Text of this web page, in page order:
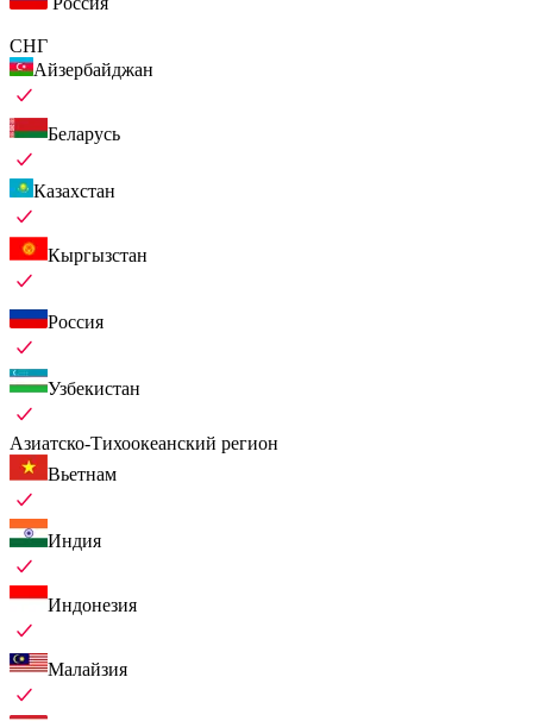
СНГ
Айзербайджан
Беларусь
Казахстан
Кыргызстан
Россия
Узбекистан
Азиатско-Тихоокеанский регион
Вьетнам
Индия
Индонезия
Малайзия